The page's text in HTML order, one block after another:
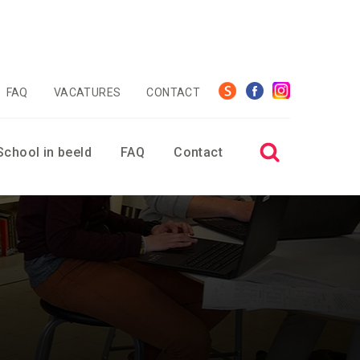
FAQ VACATURES CONTACT
in beeld FAQ Contact